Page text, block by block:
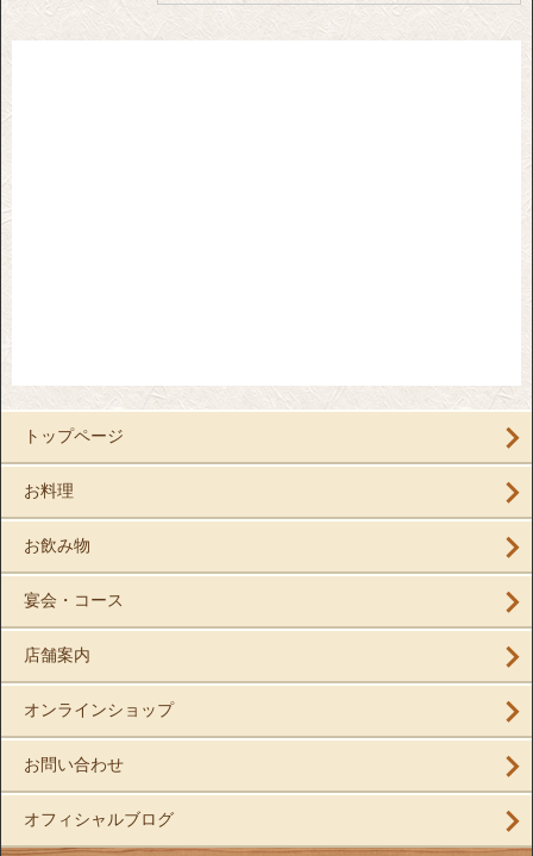
トップページ
お料理
お飲み物
宴会・コース
店舗案内
オンラインショップ
お問い合わせ
オフィシャルブログ